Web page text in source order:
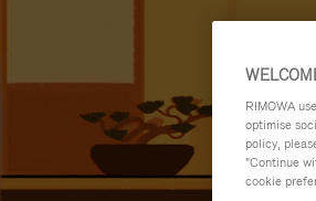
RIMOWA
optimise
policy,
"Continue
cookie